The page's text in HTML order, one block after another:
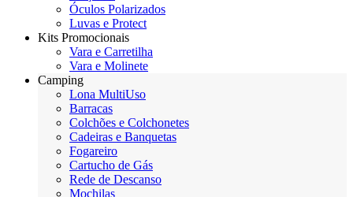
Óculos Polarizados
Luvas e Protect
Kits Promocionais
Vara e Carretilha
Vara e Molinete
Camping
Lona MultiUso
Barracas
Colchões e Colchonetes
Cadeiras e Banquetas
Fogareiro
Cartucho de Gás
Rede de Descanso
Mochilas